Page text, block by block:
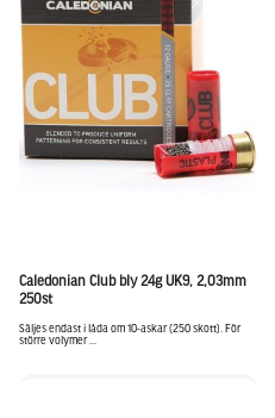
Caledonian Club bly 24g UK9, 2,03mm
250st
Säljes endast i låda om 10-askar (250 skott). För
större volymer ...